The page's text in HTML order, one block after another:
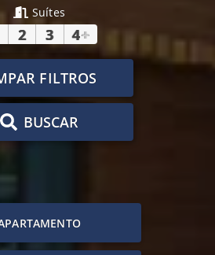
Suítes
2 3 4+
FILTROS
BUSCAR